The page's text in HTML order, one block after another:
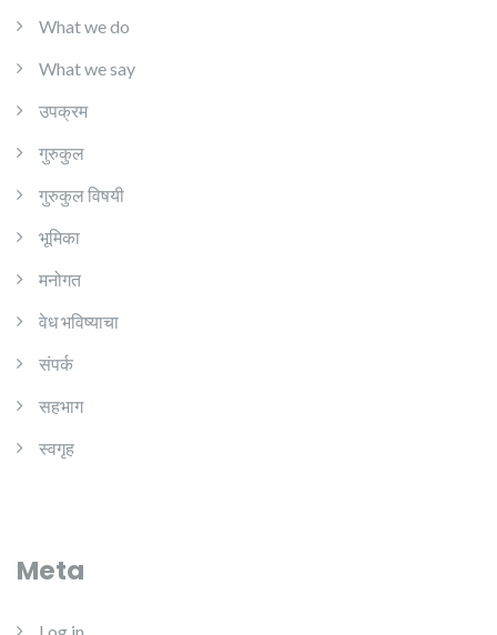
What we do
What we say
उपक्रम
गुरुकुल
गुरुकुल विषयी
भूमिका
मनोगत
वेध भविष्याचा
संपर्क
सहभाग
स्वगृह
Meta